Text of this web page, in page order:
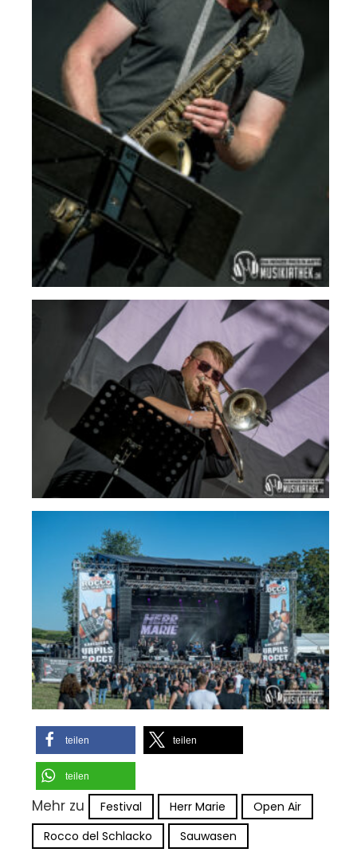
teilen teilen
teilen
Mehr zu Festival Herr Marie
Open Air
Rocco del Schlacko
Sauwasen